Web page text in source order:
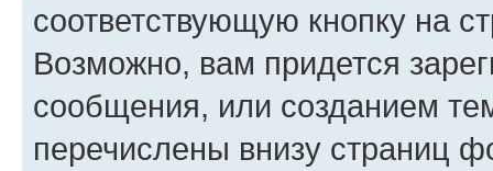
соответствующую кнопку на
Возможно, вам придется
сообщения, или созданием
перечислены внизу страниц